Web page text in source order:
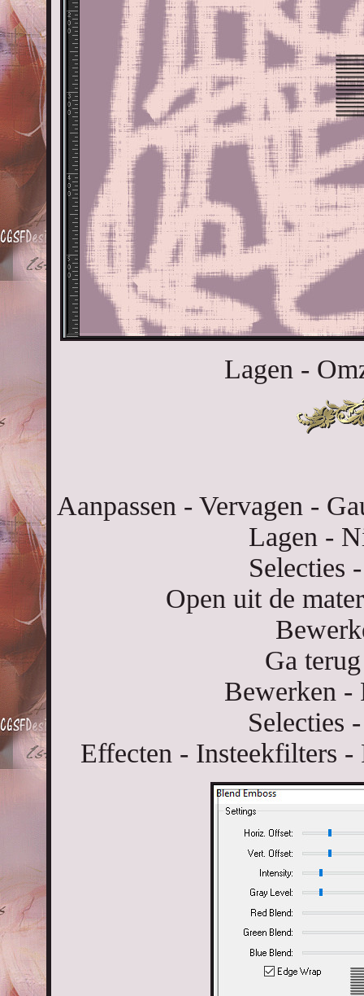
Lagen -
Aanpassen - Vervagen -
Lagen -
Selecties
Open uit de
Ga
Bewerken -
Selecties
Effecten - Insteekfilters